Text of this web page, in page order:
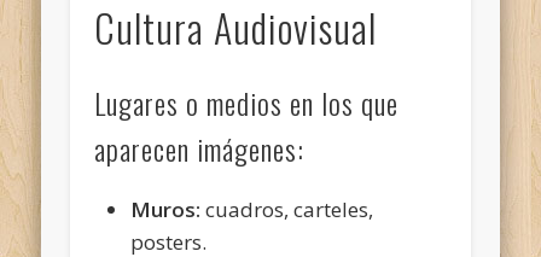
Cultura Audiovisual
Lugares o medios en los que
aparecen imágenes:
Muros: cuadros, carteles,
posters.